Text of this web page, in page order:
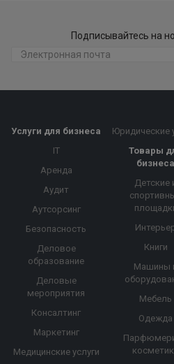
Подписывайтесь на
Услуги для бизнеса
IT
Аренда
Аудит
Аутсорсинг
Безопасность
Деловое
образование
Деловые
мероприятия
Консалтинг
Маркетинг
Медицинские услуги
Юридические
Товары
бизнеса
Детские
Книги
Машины
Мебель
Одежда